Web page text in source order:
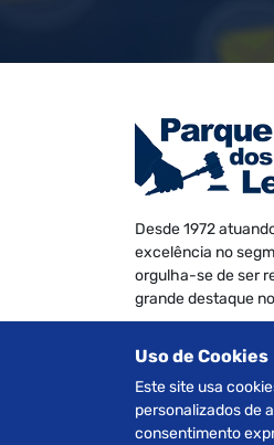
Desde 1972
excelência no
orgulha-se de ser
grande destaque
Veículos, Imóveis
e Equipamentos,
Uso de Cookies
Este site usa
personalizados de
consentimento